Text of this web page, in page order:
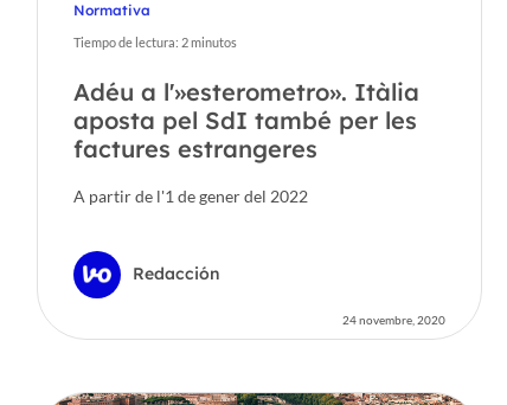
Normativa
Tiempo de lectura: 2minutos
Adéu a l'»esterometro». Itàlia
aposta pel SdI també per les
factures estrangeres
A partir de l'1 de gener del 2022
Redacción
24 novembre, 2020